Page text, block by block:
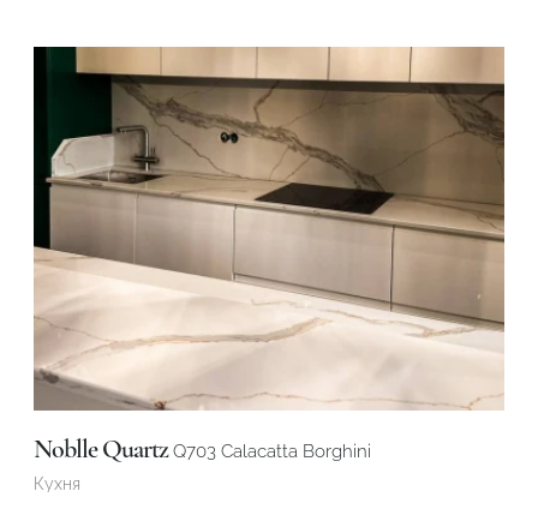
Noblle QuartzQ703 Calacatta Borghini
Кухня